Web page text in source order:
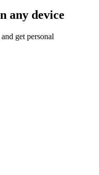
any device
get personal